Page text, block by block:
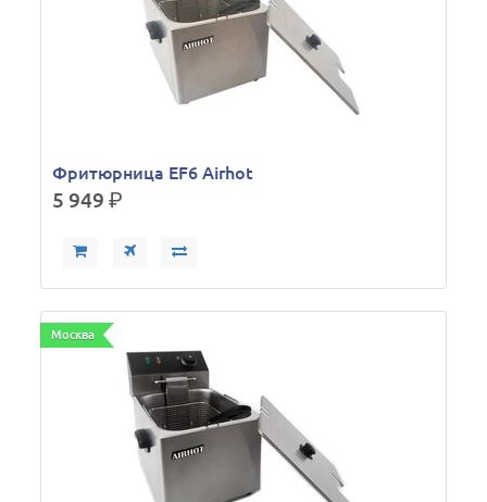
Фритюрница EF6 Airhot
5 949р.
Москва